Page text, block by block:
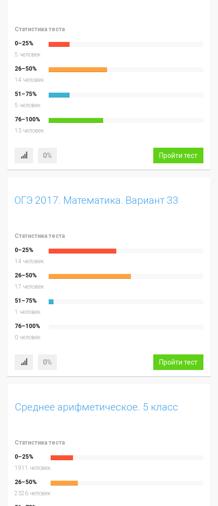
Статистика теста
0–25%
5 человек
26–50%
14 человек
51–75%
5 человек
76–100%
13 человек
0% Пройти тест
ОГЭ 2017. Математика. Вариант 33
Статистика теста
0–25%
14 человек
26–50%
17 человек
51–75%
1 человек
76–100%
0 человек
0% Пройти тест
Среднее арифметическое. 5 класс
Статистика теста
0–25%
1911 человек
26–50%
2326 человек